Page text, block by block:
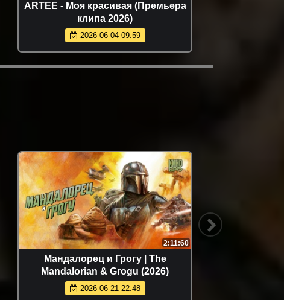
Светлана Ларионова - Разбитая
луна (Премьера клипа 2026)
2026-06-17 11:05
2:11:60
Мандалорец и Грогу | The
Mandalorian & Grogu (2026)
2026-06-21 22:48